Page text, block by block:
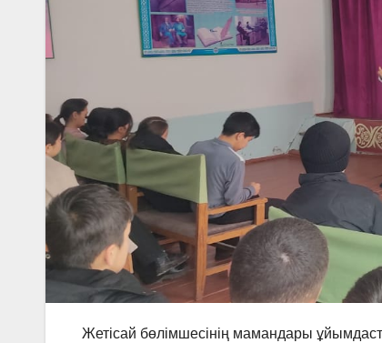
Жетісай бөлімшесінің мамандары